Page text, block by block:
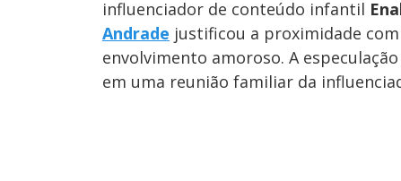
influenciador de conteúdo infantil
Andrade justificou a proximidade
envolvimento amoroso. A
em uma reunião familiar da